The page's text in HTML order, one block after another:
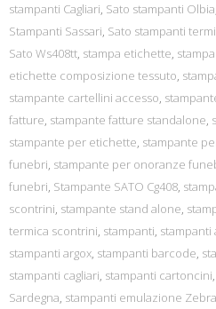
stampanti Cagliari, Sato stampanti Olbia
Stampanti Sassari, Sato stampanti
Sato Ws408tt, stampa etichette,
etichette composizione tessuto,
stampante cartellini accesso,
fatture, stampante fatture standalone,
stampante per etichette, stampante
funebri, stampante per onoranze
funebri, Stampante SATO Cg408,
scontrini, stampante stand alone,
termica scontrini, stampanti,
stampanti argox, stampanti barcode,
stampanti cagliari, stampanti cartoncini,
Sardegna, stampanti emulazione Zebra